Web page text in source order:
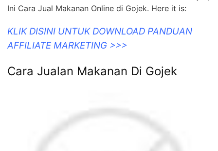
Ini Cara Jual Makanan Online di Gojek. Here it is:
KLIK DISINI UNTUK DOWNLOAD PANDUAN
AFFILIATE MARKETING >>>
Cara Jualan Makanan Di Gojek